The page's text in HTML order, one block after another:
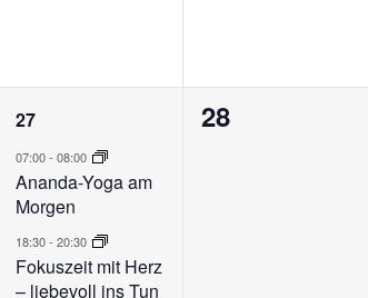
5
Veranstaltungen,
27
07:00- 08:00
Ananda-Yoga am
Morgen
18:30- 20:30
Fokuszeit mit Herz
– liebevoll ins Tun
0
28